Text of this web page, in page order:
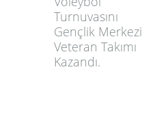
Turnuvasını
Gençlik Merkezi
Veteran Takımı
Kazandı.